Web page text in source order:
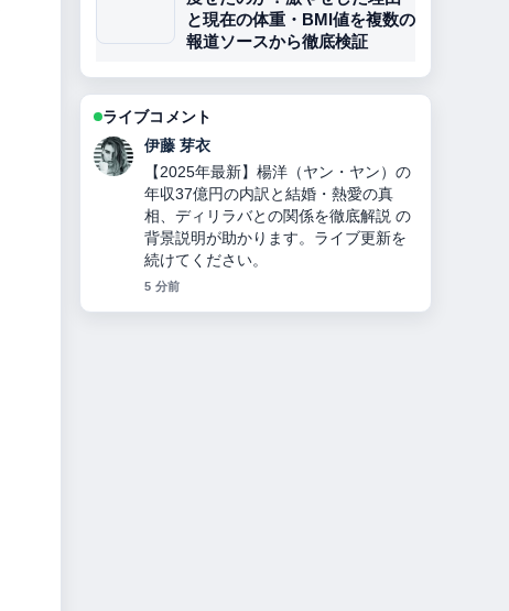
と現在の体重・BMI値を複数の
報道ソースから徹底検証
ライブコメント
伊藤 芽衣
【2025年最新】楊洋（ヤン・ヤン）の
年収37億円の内訳と結婚・熱愛の真
相、ディリラバとの関係を徹底解説 の
背景説明が助かります。ライブ更新を
続けてください。
5 分前